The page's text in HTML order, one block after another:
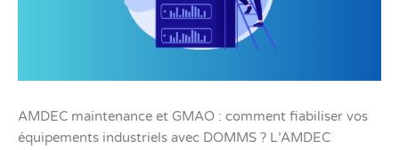
AMDEC maintenance et GMAO : comment fiabiliser vos
équipements industriels avec DOMMS ? L’AMDEC